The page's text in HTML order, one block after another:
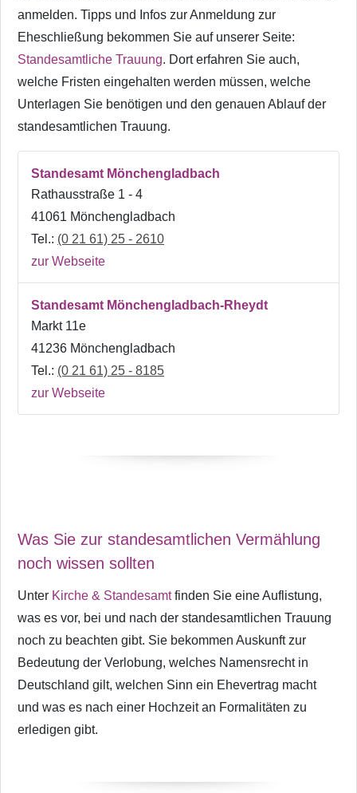
anmelden. Tipps und Infos zur Anmeldung zur
Eheschließung bekommen Sie auf unserer Seite:
Standesamtliche Trauung. Dort erfahren Sie auch,
welche Fristen eingehalten werden müssen, welche
Unterlagen Sie benötigen und den genauen Ablauf der
standesamtlichen Trauung.
Standesamt Mönchengladbach
Rathausstraße 1 - 4
41061 Mönchengladbach
Tel.: (0 21 61) 25 - 2610
zur Webseite
Standesamt Mönchengladbach-Rheydt
Markt 11e
41236 Mönchengladbach
Tel.: (0 21 61) 25 - 8185
zur Webseite
Was Sie zur standesamtlichen Vermählung
noch wissen sollten
Unter Kirche & Standesamtfinden Sie eine Auflistung,
was es vor, bei und nach der standesamtlichen Trauung
noch zu beachten gibt. Sie bekommen Auskunft zur
Bedeutung der Verlobung, welches Namensrecht in
Deutschland gilt, welchen Sinn ein Ehevertrag macht
und was es nach einer Hochzeit an Formalitäten zu
erledigen gibt.